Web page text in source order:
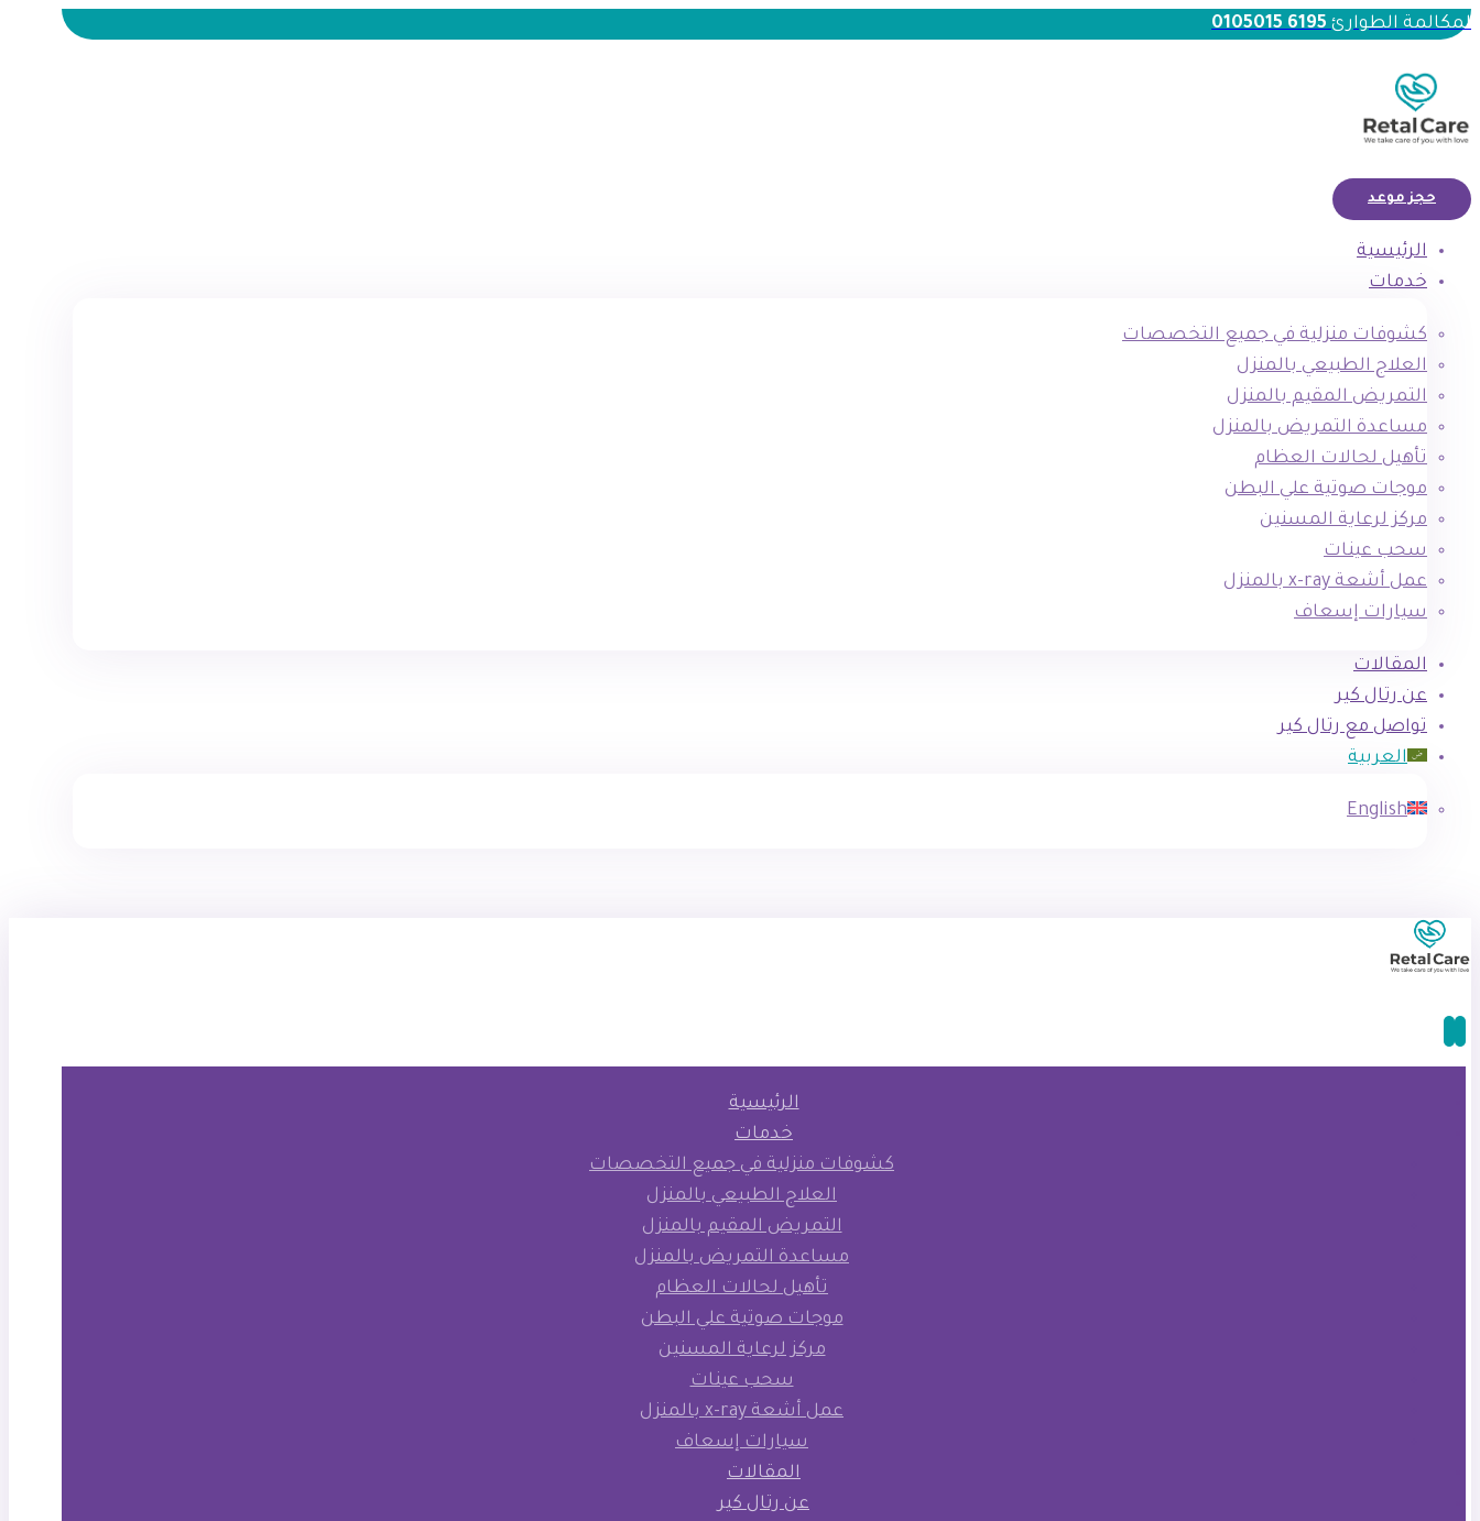
لمكالمة الطوارئ6195 0105015
حجز موعد
الرئيسية
خدمات
كشوفات منزلية في جميع التخصصات
العلاج الطبيعي بالمنزل
التمريض المقيم بالمنزل
مساعدة التمريض بالمنزل
تأهيل لحالات العظام
موجات صوتية علي البطن
مركز لرعاية المسنين
سحب عينات
عمل أشعة x-ray بالمنزل
سيارات إسعاف
المقالات
عن رتال كير
تواصل مع رتال كير
العربية
English
الرئيسية
خدمات
كشوفات منزلية في جميع التخصصات
العلاج الطبيعي بالمنزل
التمريض المقيم بالمنزل
مساعدة التمريض بالمنزل
تأهيل لحالات العظام
موجات صوتية علي البطن
مركز لرعاية المسنين
سحب عينات
عمل أشعة x-ray بالمنزل
سيارات إسعاف
المقالات
عن رتال كير